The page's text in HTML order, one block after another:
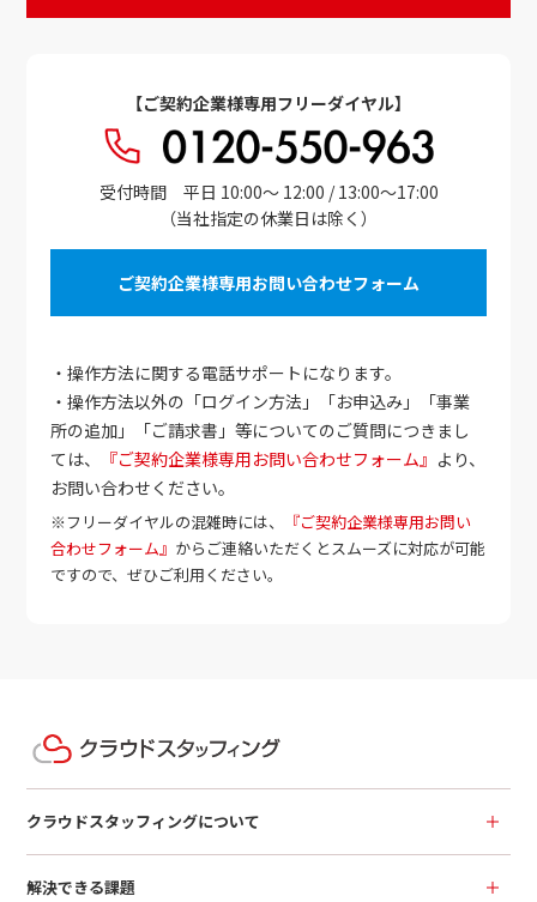
【ご契約企業様専用フリーダイヤル】
受付時間 平日 10:00～ 12:00 / 13:00～17:00
（当社指定の休業日は除く）
ご契約企業様専用お問い合わせフォーム
・操作方法に関する電話サポートになります。
・操作方法以外の「ログイン方法」「お申込み」「事業
所の追加」「ご請求書」等についてのご質問につきまし
ては、
『ご契約企業様専用お問い合わせフォーム』 より、
お問い合わせください。
※フリーダイヤルの混雑時には、
『ご契約企業様専用お問い
合わせフォーム』 からご連絡いただくとスムーズに対応が可能
ですので、ぜひご利用ください。
クラウドスタッフィングについて
解決できる課題